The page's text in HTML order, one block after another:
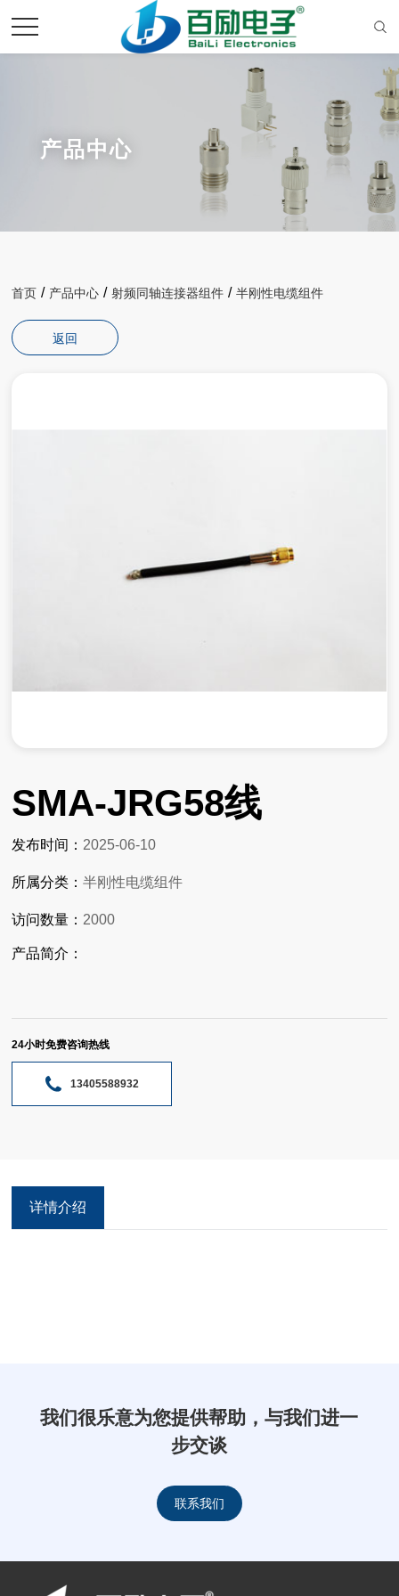
产品中心
首页 / 产品中心 / 射频同轴连接器组件 / 半刚性电缆组件
返回
SMA-JRG58线
发布时间： 2025-06-10
所属分类：半刚性电缆组件
访问数量： 2000
产品简介：
24小时免费咨询热线
13405588932
详情介绍
我们很乐意为您提供帮助，与我们进一
步交谈
联系我们